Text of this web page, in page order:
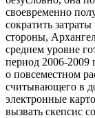
своевременно
сократить
стороны,
среднем уровне
период 2006-2009
о повсеместном
считывающего в
электронные
вызвать скепсис